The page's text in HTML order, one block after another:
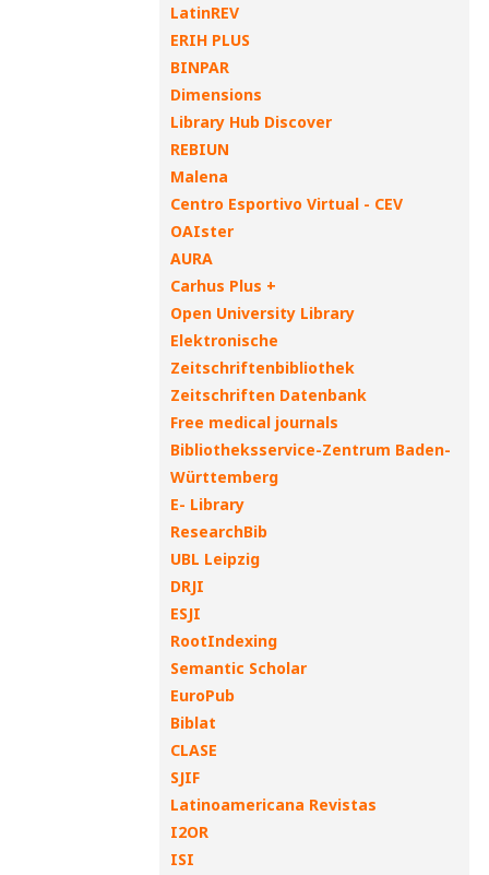
LatinREV
ERIH PLUS
BINPAR
Dimensions
Library Hub Discover
REBIUN
Malena
Centro Esportivo Virtual - CEV
OAIster
AURA
Carhus Plus +
Open University Library
Elektronische
Zeitschriftenbibliothek
Zeitschriften Datenbank
Free medical journals
Bibliotheksservice-Zentrum Baden-
Württemberg
E- Library
ResearchBib
UBL Leipzig
DRJI
ESJI
RootIndexing
Semantic Scholar
EuroPub
Biblat
CLASE
SJIF
Latinoamericana Revistas
I2OR
ISI